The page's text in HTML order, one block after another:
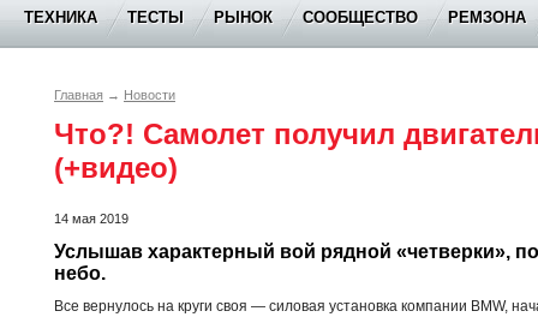
ТЕХНИКА ТЕСТЫ РЫНОК СООБЩЕСТВО РЕМЗОНА
Главная → Новости
Что?! Самолет получил
(+видео)
14 мая 2019
Услышав характерный вой рядной «четверки»,
небо.
Все вернулось на круги своя — силовая установка компании BMW,